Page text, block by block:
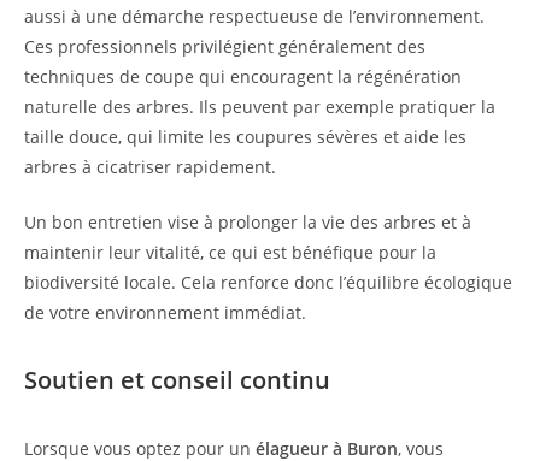
aussi à une démarche respectueuse de l’environnement.
Ces professionnels privilégient généralement des
techniques de coupe qui encouragent la régénération
naturelle des arbres. Ils peuvent par exemple pratiquer la
taille douce, qui limite les coupures sévères et aide les
arbres à cicatriser rapidement.
Un bon entretien vise à prolonger la vie des arbres et à
maintenir leur vitalité, ce qui est bénéfique pour la
biodiversité locale. Cela renforce donc l’équilibre écologique
de votre environnement immédiat.
Soutien et conseil continu
Lorsque vous optez pour un élagueur à Buron, vous